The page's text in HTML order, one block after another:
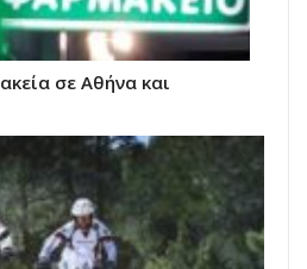
σε Αθήνα και